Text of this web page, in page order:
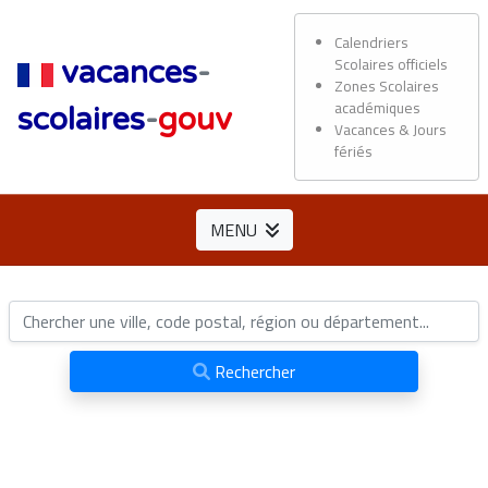
vacances-
scolaires-gouv
Calendriers
Scolaires officiels
Zones Scolaires
académiques
Vacances & Jours
fériés
MENU
Rechercher